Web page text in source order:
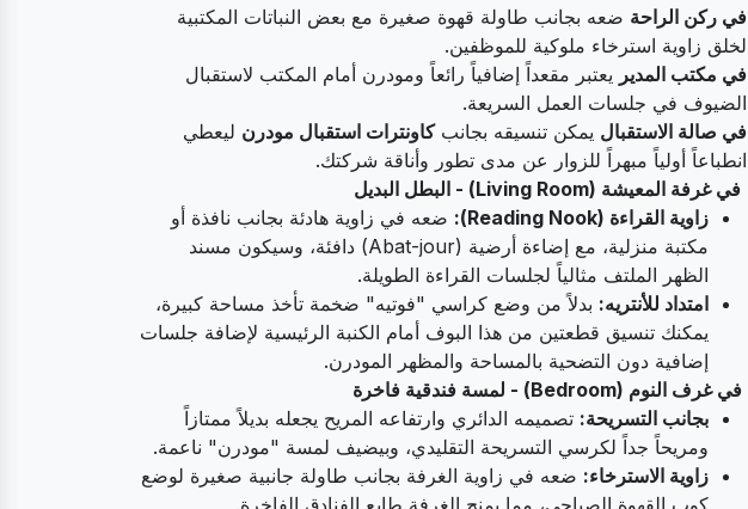
في ركن الراحة ضعه بجانب طاولة قهوة صغيرة مع بعض النباتات المكتبية
لخلق زاوية استرخاء ملوكية للموظفين.
في مكتب المدير يعتبر مقعداً إضافياً رائعاً ومودرن أمام المكتب لاستقبال
الضيوف في جلسات العمل السريعة.
في صالة الاستقبال يمكن تنسيقه بجانبكاونترات استقبال مودرن ليعطي
انطباعاً أولياً مبهراً للزوار عن مدى تطور وأناقة شركتك.
في غرفة المعيشة (Living Room) - البطل البديل
زاوية القراءة (Reading Nook):
ضعه في زاوية هادئة بجانب نافذة أو
مكتبة منزلية، مع إضاءة أرضية (Abat-jour) دافئة، وسيكون مسند
الظهر الملتف مثالياً لجلسات القراءة الطويلة.
امتداد للأنتريه: بدلاً من وضع كراسي "فوتيه" ضخمة تأخذ مساحة كبيرة،
يمكنك تنسيق قطعتين من هذا البوف أمام الكنبة الرئيسية لإضافة جلسات
إضافية دون التضحية بالمساحة والمظهر المودرن.
في غرف النوم (Bedroom) - لمسة فندقية فاخرة
بجانب التسريحة: تصميمه الدائري وارتفاعه المريح يجعله بديلاً ممتازاً
ومريحاً جداً لكرسي التسريحة التقليدي، وبيضيف لمسة "مودرن" ناعمة.
زاوية الاسترخاء: ضعه في زاوية الغرفة بجانب طاولة جانبية صغيرة لوضع
كوب القهوة الصباحي، مما يمنح الغرفة طابع الفنادق الفاخرة.